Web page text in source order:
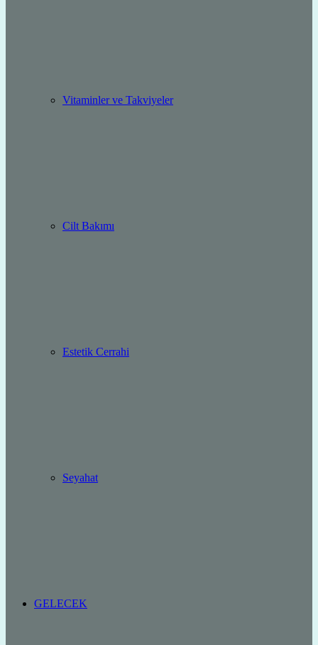
Vitaminler ve Takviyeler
Cilt Bakımı
Estetik Cerrahi
Seyahat
GELECEK